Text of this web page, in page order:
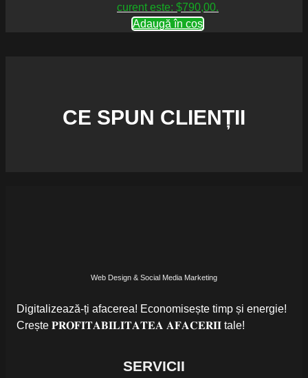
curent este: $790,00.
Adaugă în coș
CE SPUN CLIENȚII
Web Design & Social Media Marketing
Digitalizează-ți afacerea! Economisește timp și energie!
Crește 𝐏𝐑𝐎𝐅𝐈𝐓𝐀𝐁𝐈𝐋𝐈𝐓𝐀𝐓𝐄𝐀 𝐀𝐅𝐀𝐂𝐄𝐑𝐈𝐈 tale!
SERVICII